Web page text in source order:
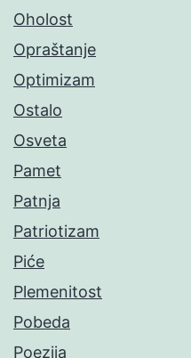
Oholost
Opraštanje
Optimizam
Ostalo
Osveta
Pamet
Patnja
Patriotizam
Piće
Plemenitost
Pobeda
Poezija